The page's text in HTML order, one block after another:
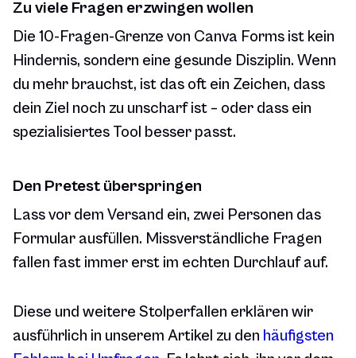
Zu viele Fragen erzwingen wollen
Die 10-Fragen-Grenze von Canva Forms ist kein
Hindernis, sondern eine gesunde Disziplin. Wenn
du mehr brauchst, ist das oft ein Zeichen, dass
dein Ziel noch zu unscharf ist – oder dass ein
spezialisiertes Tool besser passt.
Den Pretest überspringen
Lass vor dem Versand ein, zwei Personen das
Formular ausfüllen. Missverständliche Fragen
fallen fast immer erst im echten Durchlauf auf.
Diese und weitere Stolperfallen erklären wir
ausführlich in unserem Artikel zu den häufigsten